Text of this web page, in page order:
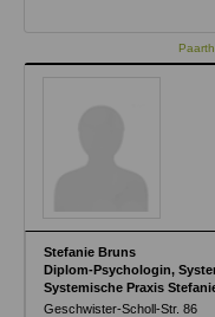
Stefanie Bruns
Diplom-Psychologin,
Systemische Praxis
Geschwister-Scholl-Str. 86